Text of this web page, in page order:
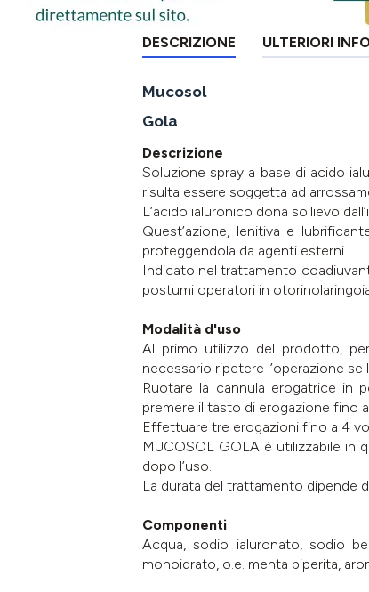
DESCRIZIONE ULTERIORI
Mucosol
Gola
Descrizione
Soluzione spray a base di acido
risulta essere soggetta ad
L’acido ialuronico dona sollievo
Quest’azione, lenitiva e
proteggendola da agenti esterni.
Indicato nel trattamento
postumi operatori in
Modalità d'uso
Al primo utilizzo del prodotto,
necessario ripetere l’operazione
Ruotare la cannula erogatrice in
premere il tasto di erogazione fino
Effettuare tre erogazioni fino a 4
MUCOSOL GOLA è utilizzabile in
dopo l’uso.
La durata del trattamento dipende
Componenti
Acqua, sodio ialuronato, sodio
monoidrato, o.e. menta piperita,